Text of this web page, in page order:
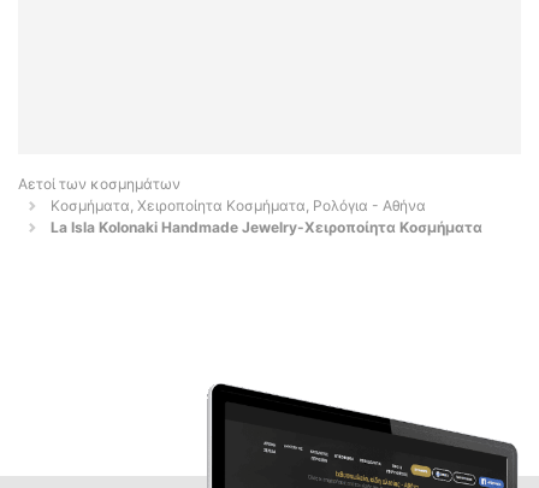
Αετοί των κοσμημάτων
Κοσμήματα, Χειροποίητα Κοσμήματα, Ρολόγια - Αθήνα
La Isla Kolonaki Handmade Jewelry-Χειροποίητα Κοσμήματα